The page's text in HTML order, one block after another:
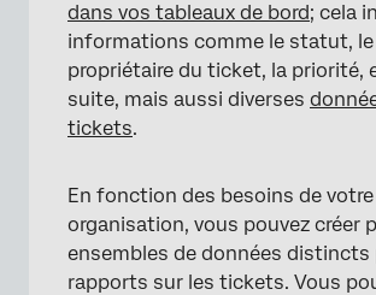
Création des rapports de tickets
Modification des ensembles de
rapports de tickets existants
dans vos tableaux de bord; cela
informations comme le statut, le
propriétaire du ticket, la priorité,
suite, mais aussi diverses
tickets.
En fonction des besoins de votre
organisation, vous pouvez créer
ensembles de données distincts
rapports sur les tickets. Vous